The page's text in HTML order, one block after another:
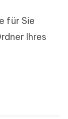
für Sie
Ihres